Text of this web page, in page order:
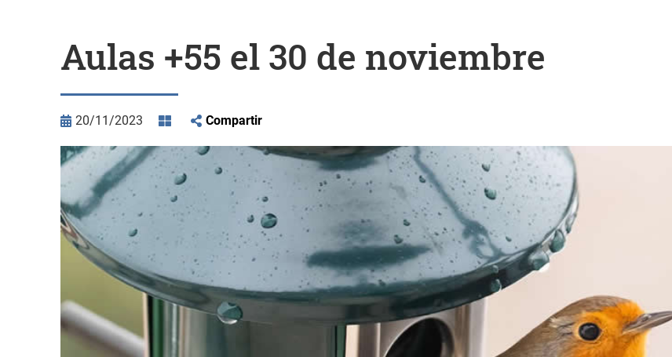
Aulas +55 el 30 de noviembre
20/11/2023 Compartir